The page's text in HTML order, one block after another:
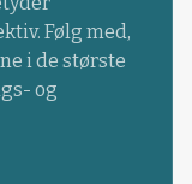
Følg med,
i de største
og